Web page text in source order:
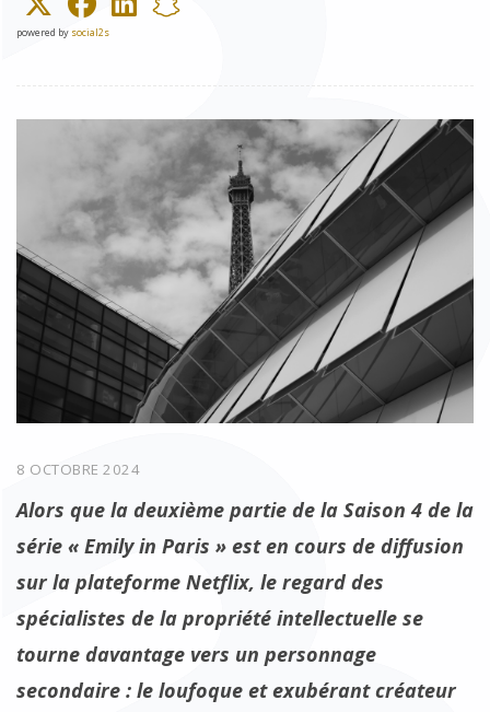
powered by social2s
8 OCTOBRE 2024
Alors que la deuxième partie de la Saison 4 de la
série « Emily in Paris » est en cours de diffusion
sur la plateforme Netflix, le regard des
spécialistes de la propriété intellectuelle se
tourne davantage vers un personnage
secondaire : le loufoque et exubérant créateur